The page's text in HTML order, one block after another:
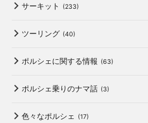
サーキット (233)
ツーリング (40)
ポルシェに関する情報 (63)
ポルシェ乗りのナマ話 (3)
色々なポルシェ (17)